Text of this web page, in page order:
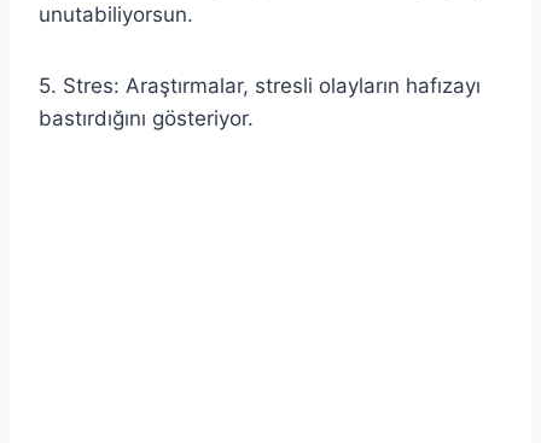
unutabiliyorsun.
5. Stres: Araştırmalar, stresli olayların hafızayı
bastırdığını gösteriyor.